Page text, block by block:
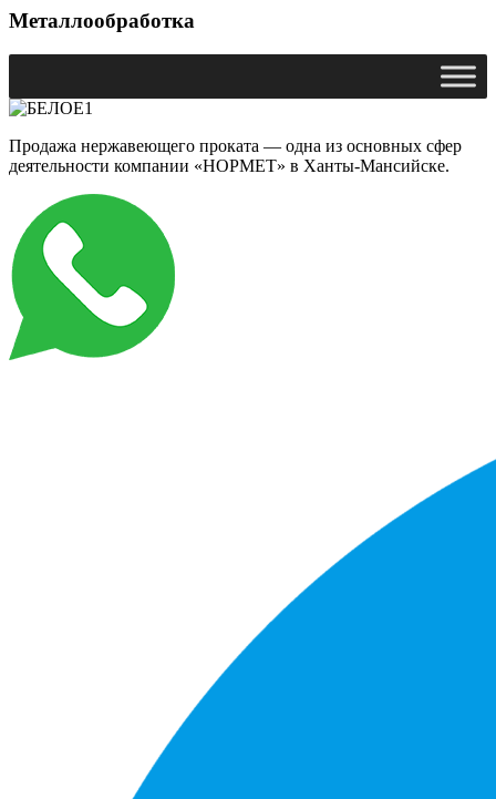
Металлообработка
Продажа нержавеющего проката — одна из основных сфер
деятельности компании «НОРМЕТ» в Ханты-Мансийске.